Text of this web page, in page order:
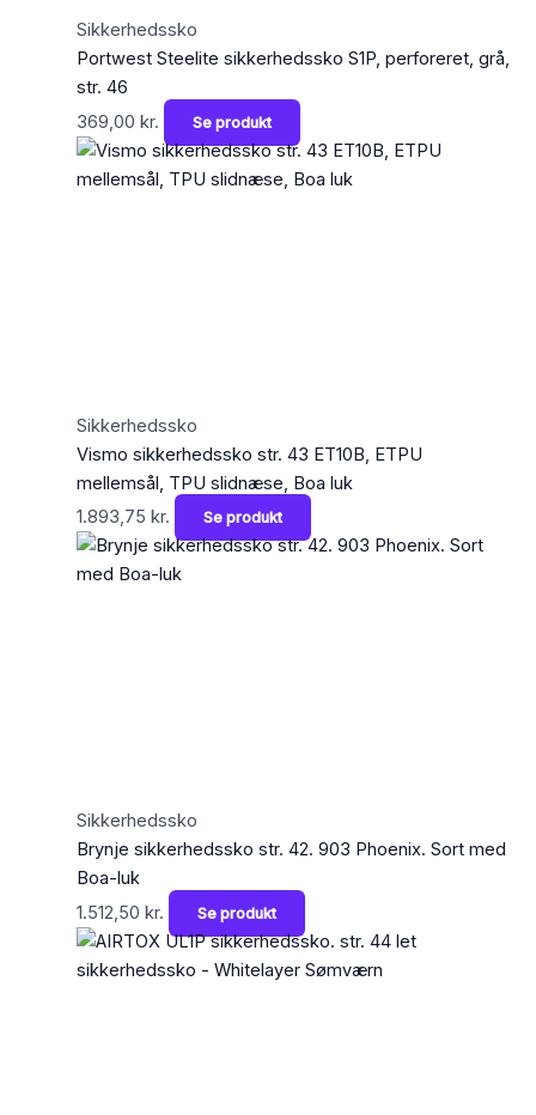
Sikkerhedssko
Portwest Steelite sikkerhedssko S1P, perforeret, grå,
str. 46
369,00 kr. Se produkt
Sikkerhedssko
Vismo sikkerhedssko str. 43 ET10B, ETPU
mellemsål, TPU slidnæse, Boa luk
1.893,75 kr. Se produkt
Sikkerhedssko
Brynje sikkerhedssko str. 42. 903 Phoenix. Sort med
Boa-luk
1.512,50 kr. Se produkt